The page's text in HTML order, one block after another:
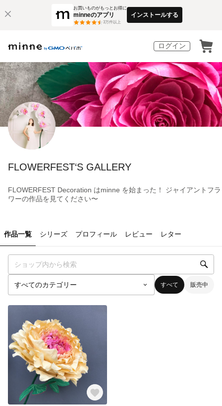
お買いものがもっとお得に
minneのアプリ
3万件以上
インストールする
ログイン
FLOWERFEST‘S GALLERY
FLOWERFEST Decoration はminne を始まった！ ジャイアントフラ
ワーの作品を見てください〜
作品一覧 シリーズ プロフィール レビュー レター
すべて 販売中